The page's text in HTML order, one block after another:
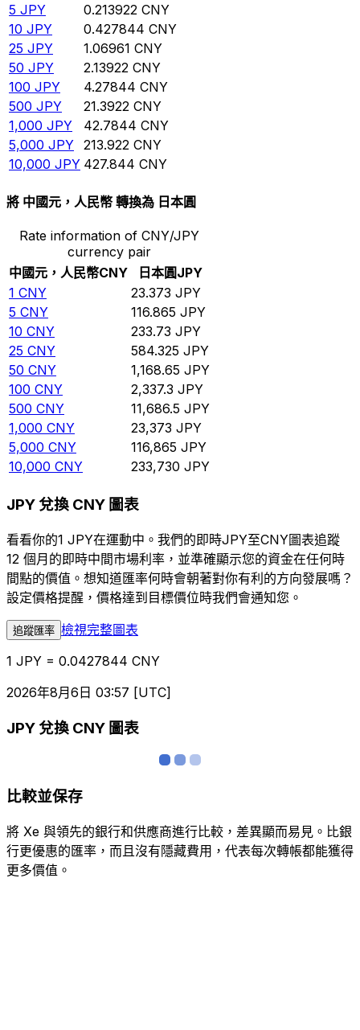
5 JPY 0.213922 CNY
10 JPY 0.427844 CNY
25 JPY 1.06961 CNY
50 JPY 2.13922 CNY
100 JPY 4.27844 CNY
500 JPY 21.3922 CNY
1,000 JPY 42.7844 CNY
5,000 JPY 213.922 CNY
10,000 JPY 427.844 CNY
將 中國元，人民幣 轉換為 日本圓
Rate information of CNY/JPY
currency pair
中國元，人民幣CNY 日本圓JPY
1 CNY 23.373 JPY
5 CNY 116.865 JPY
10 CNY 233.73 JPY
25 CNY 584.325 JPY
50 CNY 1,168.65 JPY
100 CNY 2,337.3 JPY
500 CNY 11,686.5 JPY
1,000 CNY 23,373 JPY
5,000 CNY 116,865 JPY
10,000 CNY 233,730 JPY
JPY 兌換 CNY 圖表
看看你的1 JPY在運動中。我們的即時JPY至CNY圖表追蹤
12 個月的即時中間市場利率，並準確顯示您的資金在任何時
間點的價值。想知道匯率何時會朝著對你有利的方向發展嗎？
設定價格提醒，價格達到目標價位時我們會通知您。
追蹤匯率 檢視完整圖表
1 JPY = 0.0427844 CNY
2026年8月6日 03:57 [UTC]
JPY 兌換 CNY 圖表
比較並保存
將 Xe 與領先的銀行和供應商進行比較，差異顯而易見。比銀
行更優惠的匯率，而且沒有隱藏費用，代表每次轉帳都能獲得
更多價值。